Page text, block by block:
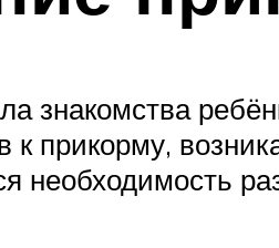
знакомства
прикорму,
необходимость